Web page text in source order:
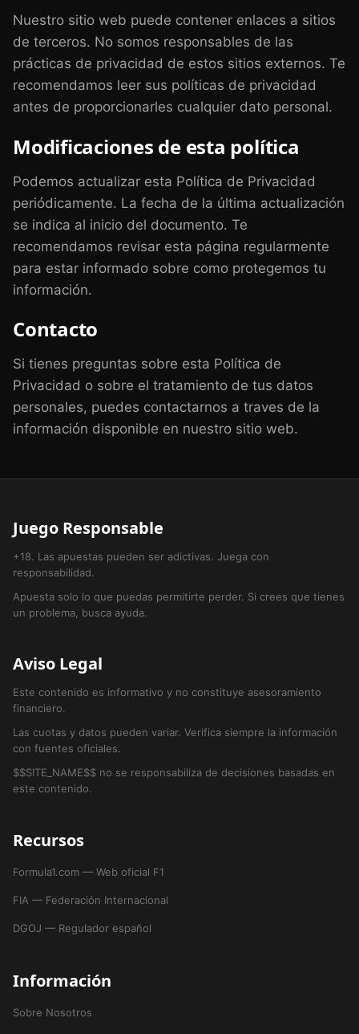
Nuestro sitio web puede contener enlaces a sitios
de terceros. No somos responsables de las
prácticas de privacidad de estos sitios externos. Te
recomendamos leer sus políticas de privacidad
antes de proporcionarles cualquier dato personal.
Modificaciones de esta política
Podemos actualizar esta Política de Privacidad
periódicamente. La fecha de la última actualización
se indica al inicio del documento. Te
recomendamos revisar esta página regularmente
para estar informado sobre como protegemos tu
información.
Contacto
Si tienes preguntas sobre esta Política de
Privacidad o sobre el tratamiento de tus datos
personales, puedes contactarnos a traves de la
información disponible en nuestro sitio web.
Juego Responsable
+18. Las apuestas pueden ser adictivas. Juega con
responsabilidad.
Apuesta solo lo que puedas permitirte perder. Si crees que tienes
un problema, busca ayuda.
Aviso Legal
Este contenido es informativo y no constituye asesoramiento
financiero.
Las cuotas y datos pueden variar. Verifica siempre la información
con fuentes oficiales.
$$SITE_NAME$$ no se responsabiliza de decisiones basadas en
este contenido.
Recursos
Formula1.com — Web oficial F1
FIA — Federación Internacional
DGOJ — Regulador español
Información
Sobre Nosotros